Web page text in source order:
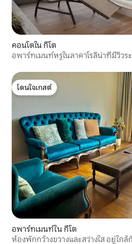
คอนโดใน กีโต
อพาร์ทเมนท์หรูในลาคาโรลิน่าที่มีวิวร
โดนใจเกสต์
โดนใจเกสต์
อพาร์ทเมนท์ใน กีโต
ห้องพักกว้างขวางและสว่างใส อยู่ใกล้กั